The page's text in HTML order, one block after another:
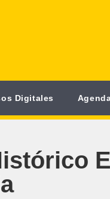
Digitales